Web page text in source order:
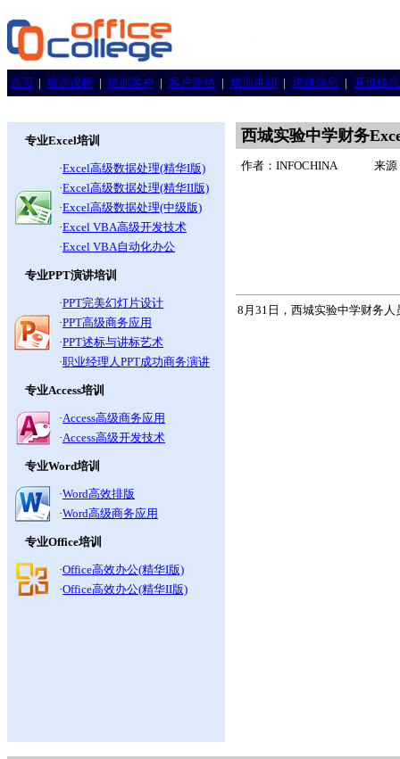
首页 | 培训课程 | 培训客户 | 客户评估 | 培训讲师 | 培训信息 | 开班信息
专业Excel培训
·Excel高级数据处理(精华I版)
·Excel高级数据处理(精华II版)
·Excel高级数据处理(中级版)
·Excel VBA高级开发技术
·Excel VBA自动化办公
专业PPT演讲培训
·PPT完美幻灯片设计
·PPT高级商务应用
·PPT述标与讲标艺术
·职业经理人PPT成功商务演讲
专业Access培训
·Access高级商务应用
·Access高级开发技术
专业Word培训
·Word高效排版
·Word高级商务应用
专业Office培训
·Office高效办公(精华I版)
·Office高效办公(精华II版)
西城实验中学财务
作者：INFOCHINA 来源
8月31日，西城实验中学财务